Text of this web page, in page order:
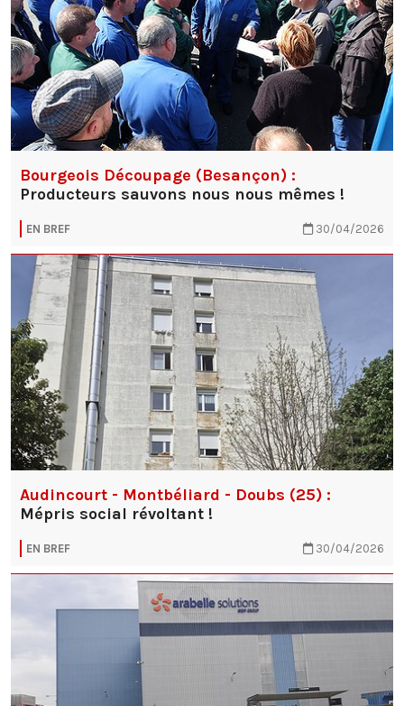
Bourgeois Découpage (Besançon) :
Producteurs sauvons nous nous mêmes !
EN BREF 30/04/2026
Audincourt - Montbéliard - Doubs (25) :
Mépris social révoltant !
EN BREF 30/04/2026